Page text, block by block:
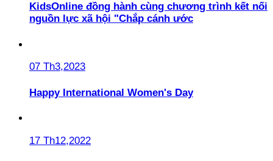
KidsOnline đồng hành cùng chương trình kết nối
nguồn lực xã hội "Chắp cánh ước
07 Th3,2023
Happy International Women's Day
17 Th12,2022